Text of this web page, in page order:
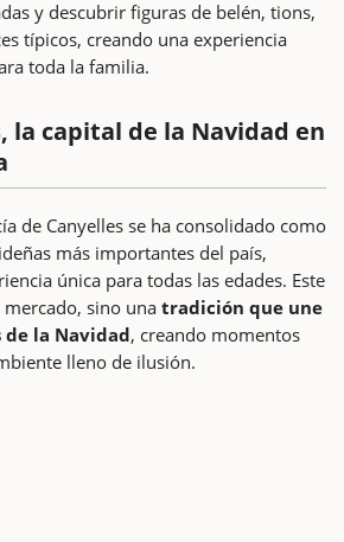
y descubrir figuras de belén, tions,
típicos, creando una experiencia
toda la familia.
la capital de la Navidad en
de Canyelles se ha consolidado como
más importantes del país,
única para todas las edades. Este
sino una tradición que une
la Navidad, creando momentos
lleno de ilusión.